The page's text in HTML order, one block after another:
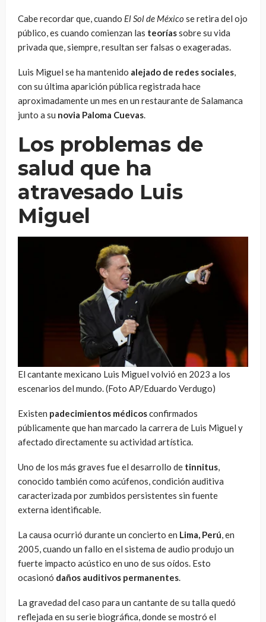
Cabe recordar que, cuando El Sol de México se retira del ojo
público, es cuando comienzan las teoríassobre su vida
privada que, siempre, resultan ser falsas o exageradas.
Luis Miguel se ha mantenido alejado de redes sociales,
con su última aparición pública registrada hace
aproximadamente un mes en un restaurante de Salamanca
junto a su novia Paloma Cuevas.
Los problemas de
salud que ha
atravesado Luis
Miguel
El cantante mexicano Luis Miguel volvió en 2023 a los
escenarios del mundo. (Foto AP/Eduardo Verdugo)
Existen padecimientos médicosconfirmados
públicamente que han marcado la carrera de Luis Miguel y
afectado directamente su actividad artística.
Uno de los más graves fue el desarrollo de tinnitus,
conocido también como acúfenos, condición auditiva
caracterizada por zumbidos persistentes sin fuente
externa identificable.
La causa ocurrió durante un concierto en Lima, Perú, en
2005, cuando un fallo en el sistema de audio produjo un
fuerte impacto acústico en uno de sus oídos. Esto
ocasionó daños auditivos permanentes.
La gravedad del caso para un cantante de su talla quedó
reflejada en su serie biográfica, donde se mostró el